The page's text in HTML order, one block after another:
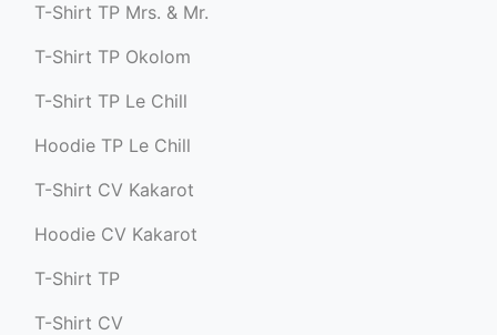
T-Shirt TP Mrs. & Mr.
T-Shirt TP Okolom
T-Shirt TP Le Chill
Hoodie TP Le Chill
T-Shirt CV Kakarot
Hoodie CV Kakarot
T-Shirt TP
T-Shirt CV